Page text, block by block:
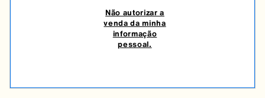
Não autorizar a
venda da minha
informação
pessoal.